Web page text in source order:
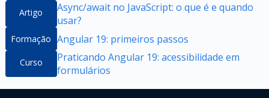
Artigo
Async/await no JavaScript: o que é e quando
usar?
Formação Angular 19: primeiros passos
Curso
Praticando Angular 19: acessibilidade em
formulários